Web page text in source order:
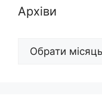
Архіви
Архіви